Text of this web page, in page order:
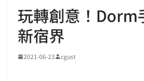
玩轉創意！Dorm
新宿界
2021-06-23 cgust